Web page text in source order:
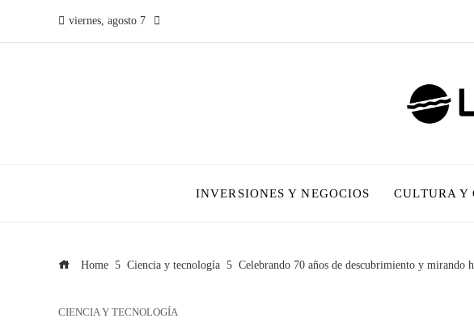
viernes, agosto 7
INVERSIONES Y NEGOCIOS CULTURA Y
Home Ciencia y tecnología Celebrando 70 años de descubrimiento y mirando
CIENCIA Y TECNOLOGÍA